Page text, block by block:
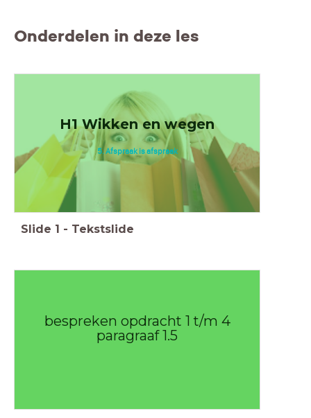
Onderdelen in deze les
H1 Wikken en wegen
5. Afspraak is afspraak
Slide 1 - Tekstslide
bespreken opdracht 1 t/m 4
paragraaf 1.5